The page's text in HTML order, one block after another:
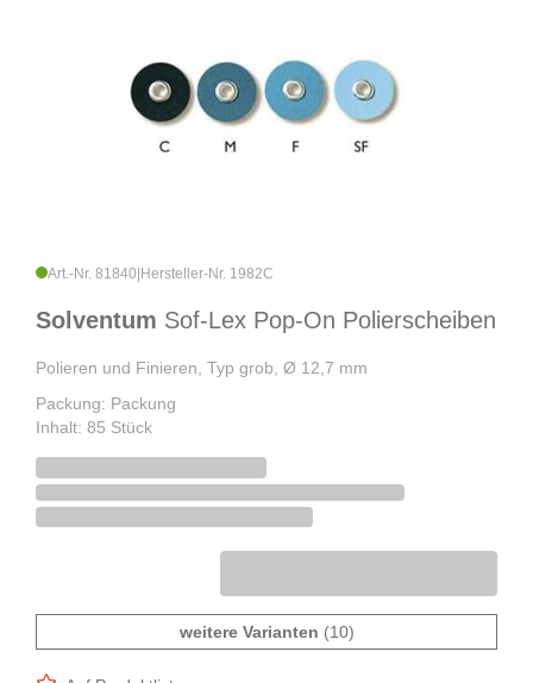
Art.-Nr. 81840 Hersteller-Nr. 1982C
Solventum Sof-Lex Pop-On Polierscheiben
Polieren und Finieren, Typ grob, Ø 12,7 mm
Packung: Packung
Inhalt: 85 Stück
weitere Varianten (10)